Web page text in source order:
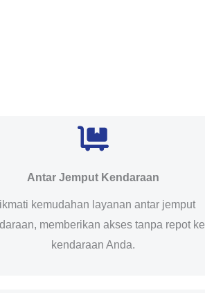
Antar Jemput Kendaraan
kemudahan layanan antar jemput
memberikan akses tanpa repot ke
kendaraan Anda.